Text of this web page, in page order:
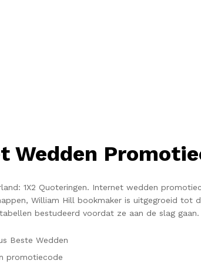
Wedden
1X2 Quoteringen. Internet wedden
William Hill bookmaker is uitgegroeid tot
bestudeerd voordat ze aan de slag gaan.
Beste Wedden
promotiecode